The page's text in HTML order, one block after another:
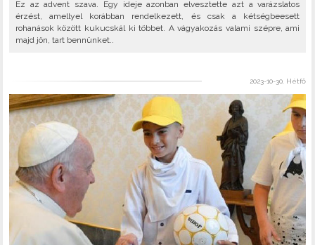
Ez az advent szava. Egy ideje azonban elvesztette azt a varázslatos
érzést, amellyel korábban rendelkezett, és csak a kétségbeesett
rohanások között kukucskál ki többet. A vágyakozás valami szépre, ami
majd jön, tart bennünket..
2023-10-30, Hétfő